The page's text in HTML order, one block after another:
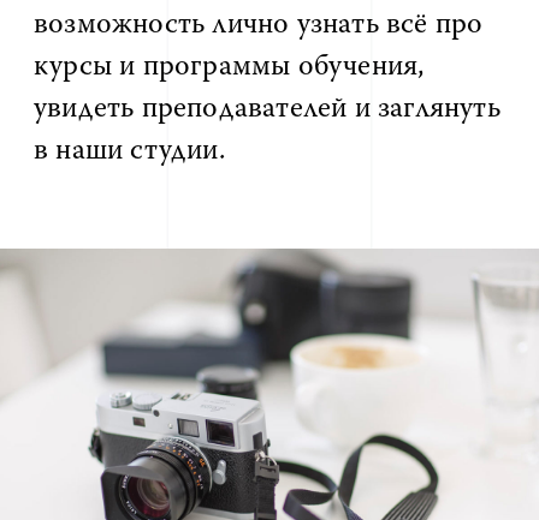
возможность лично узнать всё про
курсы и программы обучения,
увидеть преподавателей и заглянуть
в наши студии.